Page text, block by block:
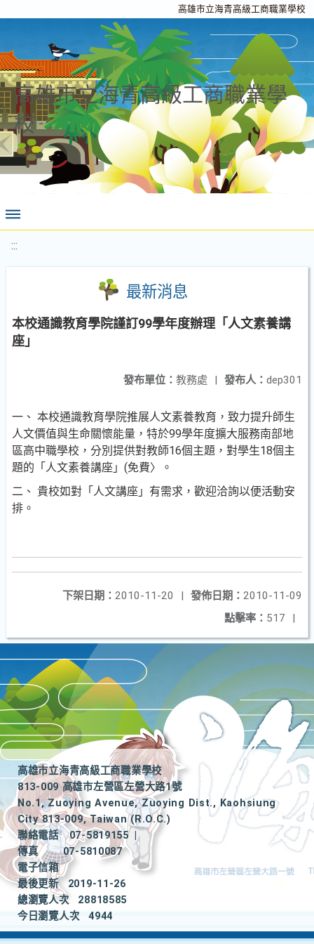
高雄市立海青高級工商職業學校
高雄市立海青高級工商職業學
校
:::
最新消息
本校通識教育學院謹訂99學年度辦理「人文素養講
座」
發布人： dep301
發布單位： 教務處 |
一、 本校通識教育學院推展人文素養教育，致力提升師生
人文價值與生命關懷能量，特於99學年度擴大服務南部地
區高中職學校，分別提供對教師16個主題，對學生18個主
題的「人文素養講座」(免費〉。
二、 貴校如對「人文講座」有需求，歡迎洽詢以便活動安
排。
發佈日期： 2010-11-09
下架日期： 2010-11-20
|
點擊率： 517 |
高雄市立海青高級工商職業學校
813-009 高雄市左營區左營大路1號
No.1, Zuoying Avenue, Zuoying Dist., Kaohsiung
City 813-009, Taiwan (R.O.C.)
聯絡電話
07-5819155
|
傳真
07-5810087
電子信箱
最後更新
2019-11-26
總瀏覽人次
28818585
今日瀏覽人次
4944